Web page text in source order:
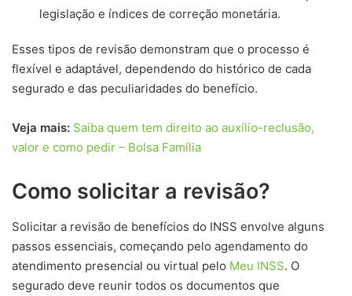
legislação e índices de correção monetária.
Esses tipos de revisão demonstram que o processo é
flexível e adaptável, dependendo do histórico de cada
segurado e das peculiaridades do benefício.
Veja mais: Saiba quem tem direito ao auxílio-reclusão,
valor e como pedir – Bolsa Família
Como solicitar a revisão?
Solicitar a revisão de benefícios do INSS envolve alguns
passos essenciais, começando pelo agendamento do
atendimento presencial ou virtual pelo Meu INSS. O
segurado deve reunir todos os documentos que